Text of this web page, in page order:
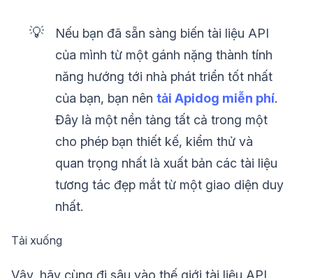
💡
Nếu bạn đã sẵn sàng biến tài liệu API
của mình từ một gánh nặng thành tính
năng hướng tới nhà phát triển tốt nhất
của bạn, bạn nêntải Apidog miễn phí.
Đây là một nền tảng tất cả trong một
cho phép bạn thiết kế, kiểm thử và
quan trọng nhất là xuất bản các tài liệu
tương tác đẹp mắt từ một giao diện duy
nhất.
Tải xuống
Vậy, hãy cùng đi sâu vào thế giới tài liệu API